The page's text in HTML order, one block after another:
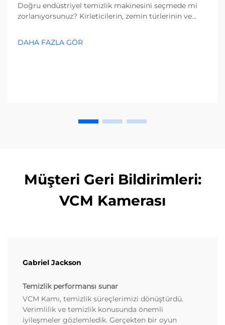
Doğru endüstriyel temizlik makinesini seçmede mi
zorlanıyorsunuz? Kirleticilerin, zemin türlerinin ve
keşfedin. Maliyetleri azaltın ve verimliliği artırın—
şimdi tam rehberi edinin.
DAHA FAZLA GÖR
Müşteri Geri Bildirimleri:
VCM Kamerası
Gabriel Jackson
Temizlik performansı sunar
VCM Kamı, temizlik süreçlerimizi dönüştürdü.
Verimlilik ve temizlik konusunda önemli
iyileşmeler gözlemledik. Gerçekten bir oyun